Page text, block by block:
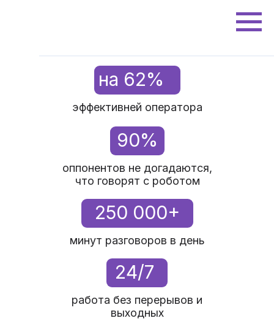
на 62%
эффективней оператора
250 000+
минут разговоров в день
90%
оппонентов не догадаются,
что говорят с роботом
24/7
работа без перерывов и
выходных